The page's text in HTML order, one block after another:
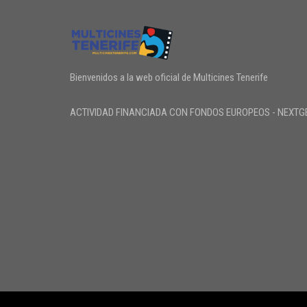
Bienvenidos a la web oficial de Multicines Tenerife
ACTIVIDAD FINANCIADA CON FONDOS EUROPEOS -